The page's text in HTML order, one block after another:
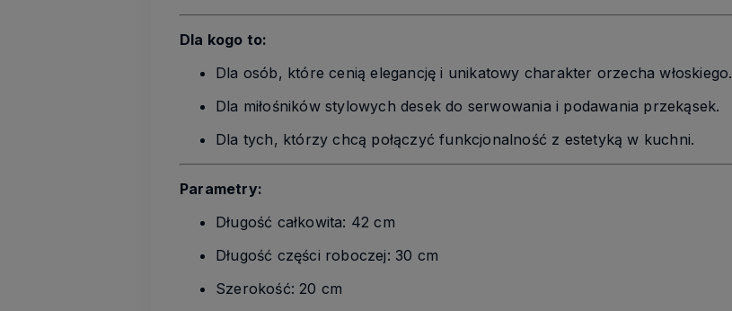
Dla kogo to:
Dla osób, które cenią elegancję i unikatowy charakter orzecha włoskiego.
Dla miłośników stylowych desek do serwowania i podawania przekąsek.
Dla tych, którzy chcą połączyć funkcjonalność z estetyką w kuchni.
Parametry:
Długość całkowita: 42 cm
Długość części roboczej: 30 cm
Szerokość: 20 cm